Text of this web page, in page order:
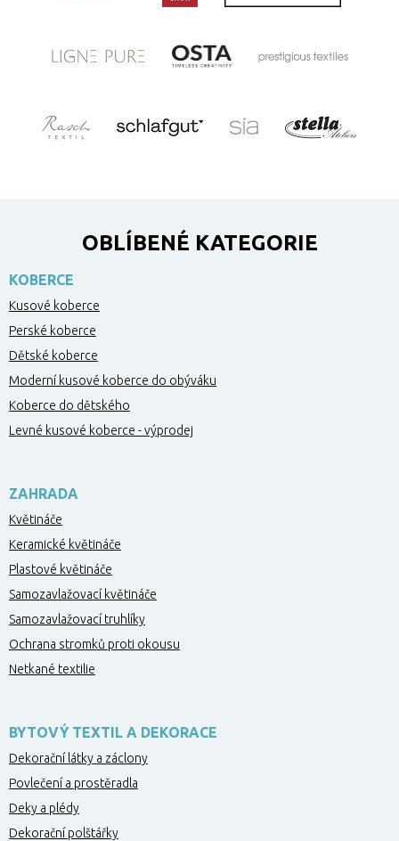
OBLÍBENÉ KATEGORIE
KOBERCE
Kusové koberce
Perské koberce
Dětské koberce
Moderní kusové koberce do obýváku
Koberce do dětského
Levné kusové koberce - výprodej
ZAHRADA
Květináče
Keramické květináče
Plastové květináče
Samozavlažovací květináče
Samozavlažovací truhlíky
Ochrana stromků proti okousu
Netkané textilie
BYTOVÝ TEXTIL A DEKORACE
Dekorační látky a záclony
Povlečení a prostěradla
Deky a plédy
Dekorační polštářky